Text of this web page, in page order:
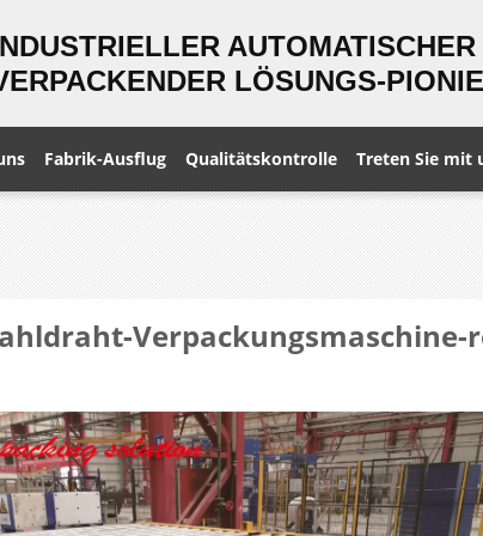
AUTOMATISCHER
LÖSUNGS-
Fabrik-Ausflug Qualitätskontrolle Treten Sie mit